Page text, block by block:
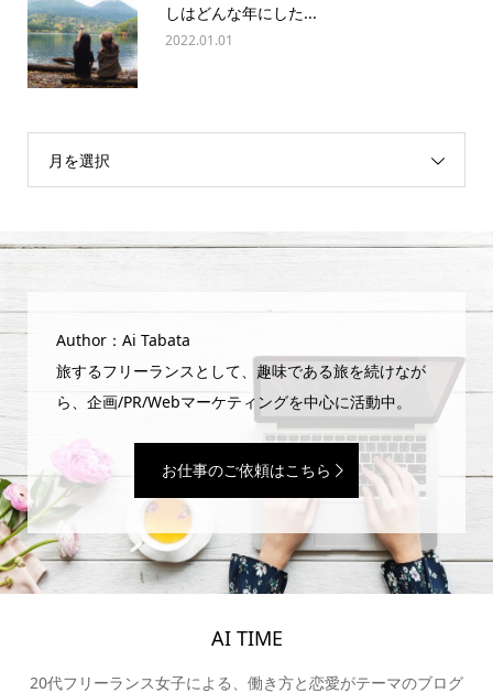
しはどんな年にした...
2022.01.01
月を選択
Author：Ai Tabata
旅するフリーランスとして、趣味である旅を続けなが
ら、企画/PR/Webマーケティングを中心に活動中。
お仕事のご依頼はこちら
AI TIME
20代フリーランス女子による、働き方と恋愛がテーマのブログ